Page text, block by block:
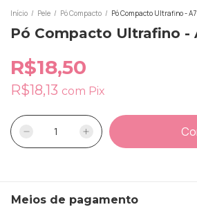
Início / Pele / Pó Compacto / Pó Compacto Ultrafino - A7
Pó Compacto Ultrafino -
R$18,50
R$18,13 com Pix
Meios de pagamento